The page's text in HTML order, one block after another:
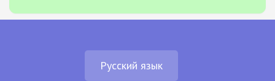
Русский язык